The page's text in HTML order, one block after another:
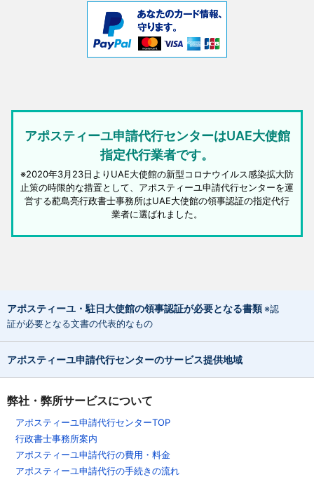
アポスティーユ申請代行センターはUAE大使館
指定代行業者です。
※2020年3月23日よりUAE大使館の新型コロナウイルス感染拡大防
止策の時限的な措置として、アポスティーユ申請代行センターを運
営する蓜島亮行政書士事務所はUAE大使館の領事認証の指定代行
業者に選ばれました。
アポスティーユ・駐日大使館の領事認証が必要となる書類※認
証が必要となる文書の代表的なもの
アポスティーユ申請代行センターのサービス提供地域
弊社・弊所サービスについて
アポスティーユ申請代行センターTOP
行政書士事務所案内
アポスティーユ申請代行の費用・料金
アポスティーユ申請代行の手続きの流れ